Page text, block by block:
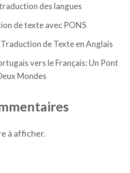
des langues
de texte avec PONS
de Texte en Anglais
vers le Français: Un Pont
Mondes
à afficher.